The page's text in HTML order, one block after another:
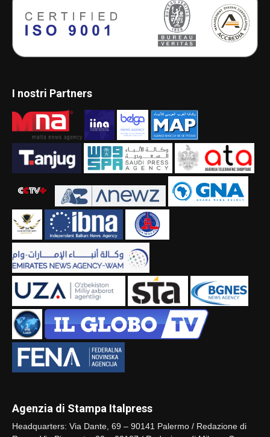
I nostri Partners
Agenzia di Stampa Italpress
Headquarters: Via Dante, 69 – 90141 Palermo / Redazione di